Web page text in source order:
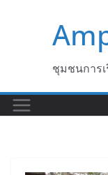
ชุมชนการ